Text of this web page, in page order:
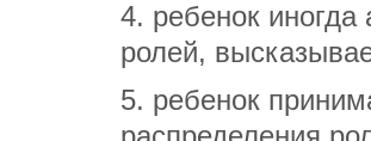
4. ребенок иногда
ролей,
5. ребенок